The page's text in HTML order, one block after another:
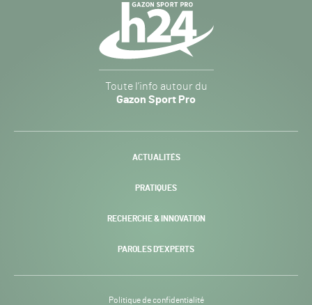
Sport
Pro
-
Toute l’info autour du
Gazon Sport Pro
ACTUALITÉS
PRATIQUES
RECHERCHE & INNOVATION
PAROLES D’EXPERTS
Politique de confidentialité